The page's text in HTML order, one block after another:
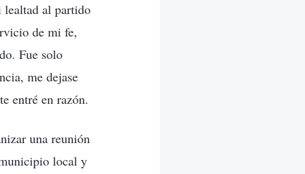
lealtad al partido
de mi fe,
Fue solo
me dejase
entré en razón.
una reunión
local y